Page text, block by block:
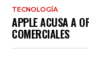
TECNOLOGÍA
APPLE ACUSA A
COMERCIALES